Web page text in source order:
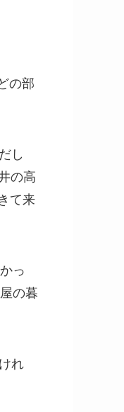
の部
し
の高
て来
っ
の暮
れ